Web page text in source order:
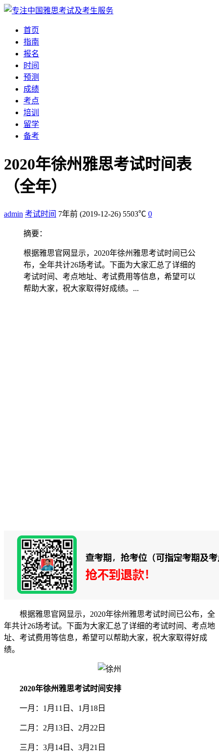
首页
指南
报名
时间
预测
成绩
考点
培训
留学
备考
2020年徐州雅思考试时间表
（全年）
admin 考试时间 7年前 (2019-12-26) 5503℃ 0
摘要：
根据雅思官网显示，2020年徐州雅思考试时间已公
布，全年共计26场考试。下面为大家汇总了详细的
考试时间、考点地址、考试费用等信息，希望可以
帮助大家，祝大家取得好成绩。...
根据雅思官网显示，2020年徐州雅思考试时间已公布，全
年共计26场考试。下面为大家汇总了详细的考试时间、考点地
址、考试费用等信息，希望可以帮助大家，祝大家取得好成
绩。
2020年徐州雅思考试时间安排
一月：1月11日、1月18日
二月：2月13日、2月22日
三月：3月14日、3月21日